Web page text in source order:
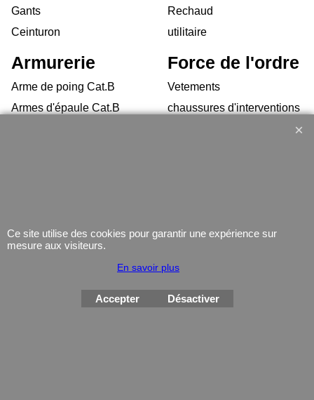
Gants
Ceinturon
Rechaud
utilitaire
Armurerie
Arme de poing Cat.B
Armes d'épaule Cat.B
Force de l'ordre
Vetements
chaussures d'interventions
Montres
Ce site utilise des cookies pour garantir une expérience sur
mesure aux visiteurs.
En savoir plus
Accepter Désactiver